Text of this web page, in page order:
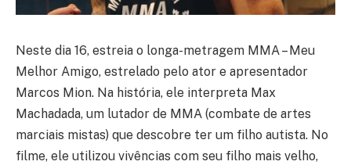
Neste dia 16, estreia o longa-metragem MMA – Meu
Melhor Amigo, estrelado pelo ator e apresentador
Marcos Mion. Na história, ele interpreta Max
Machadada, um lutador de MMA (combate de artes
marciais mistas) que descobre ter um filho autista. No
filme, ele utilizou vivências com seu filho mais velho,